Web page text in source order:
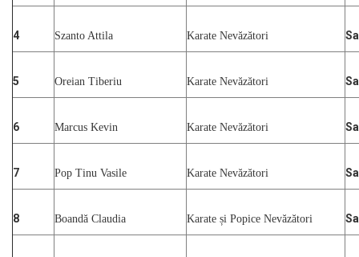
4 Szanto Attila Karate Nevăzători
5 Oreian Tiberiu Karate Nevăzători
6 Marcus Kevin Karate Nevăzători
7 Pop Tinu Vasile Karate Nevăzători
8 Boandă Claudia Karate și Popice Nevăzători